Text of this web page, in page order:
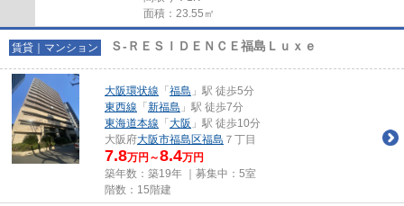
面積：23.55㎡
賃貸｜マンション Ｓ-ＲＥＳＩＤＥＮＣＥ福島Ｌｕｘｅ
大阪環状線 「 福島 」駅 徒歩5分
東西線 「 新福島 」駅 徒歩7分
東海道本線 「 大阪 」駅 徒歩10分
大阪府大阪市福島区福島 ７丁目
7.8万円～8.4万円
築年数：築19年 ｜募集中： 5室
階数：15階建